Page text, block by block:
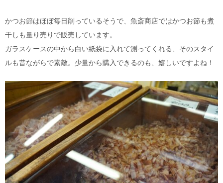
かつお節はほぼ毎日削っているそうで、魚斎商店ではかつお節も煮
干しも量り売りで販売しています。
ガラスケースの中から白い紙袋に入れて測ってくれる、そのスタイ
ルも昔ながらで素敵。少量から購入できるのも、嬉しいですよね！